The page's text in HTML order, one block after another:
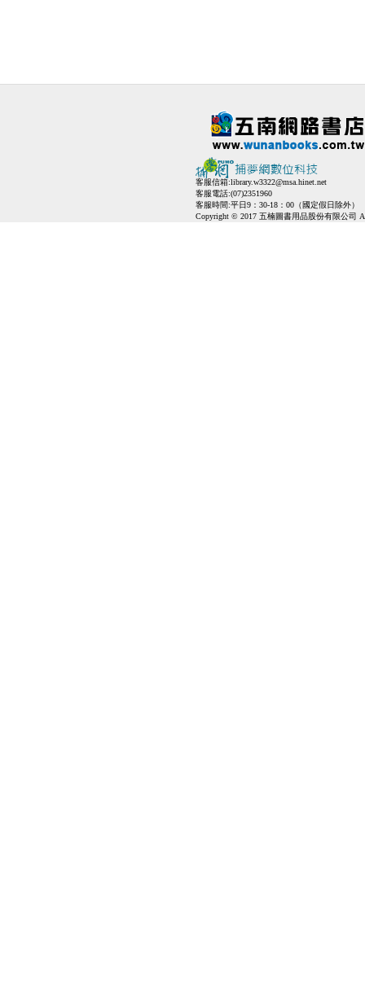
客服信箱:library.w3322@msa.hinet.net
客服電話:(07)2351960
客服時間:平日9：30-18：00（國定假日除外）
Copyright © 2017 五楠圖書用品股份有限公司